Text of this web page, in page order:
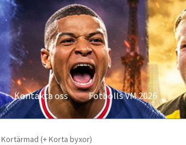
Kontakta oss Fotbolls VM 2026
(+ Korta byxor)